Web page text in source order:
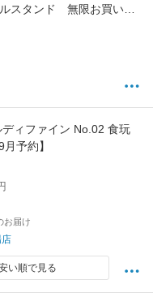
スタンド 無限お買い物
) [ 鬼滅の刃 ]
ィファイン No.02 食玩
予約】
お届け
い順で見る